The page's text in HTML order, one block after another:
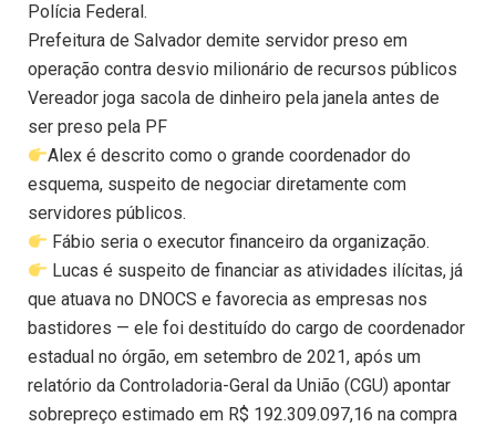
Polícia Federal.
Prefeitura de Salvador demite servidor preso em
operação contra desvio milionário de recursos públicos
Vereador joga sacola de dinheiro pela janela antes de
ser preso pela PF
Alex é descrito como o grande coordenador do
esquema, suspeito de negociar diretamente com
servidores públicos.
Fábio seria o executor financeiro da organização.
Lucas é suspeito de financiar as atividades ilícitas, já
que atuava no DNOCS e favorecia as empresas nos
bastidores — ele foi destituído do cargo de coordenador
estadual no órgão, em setembro de 2021, após um
relatório da Controladoria-Geral da União (CGU) apontar
sobrepreço estimado em R$ 192.309.097,16 na compra